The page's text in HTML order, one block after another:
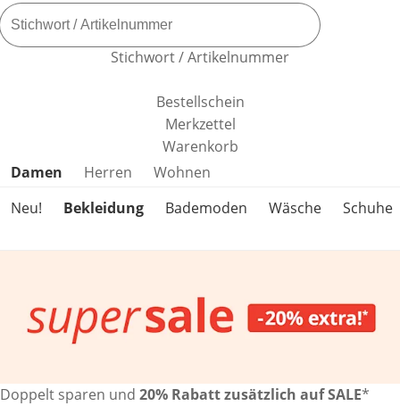
Stichwort / Artikelnummer
Bestellschein
Merkzettel
Warenkorb
Produktkategorien überspringen
Damen Herren
Wohnen
Neu!
Bekleidung Bademoden Wäsche Schuhe
Doppelt sparen und 20% Rabatt zusätzlich auf SALE*